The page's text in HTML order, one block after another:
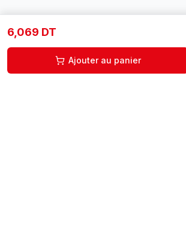
6,069 DT
Ajouter au panier